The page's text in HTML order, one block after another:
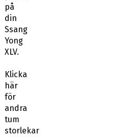
din
Ssang
Yong
XLV.
här
för
andra
tum
storlekar
till